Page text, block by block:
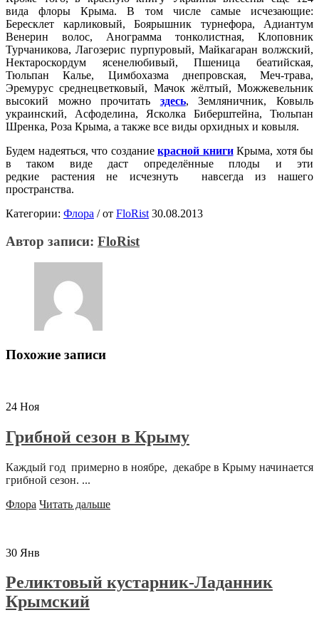
вида флоры Крыма. В том числе самые исчезающие:
Бересклет карликовый, Боярышник турнефора, Адиантум
Венерин волос, Анограмма тонколистная, Клоповник
Турчаникова, Лагозерис пурпуровый, Майкагаран волжский,
Нектароскордум ясенелюбивый, Пшеница беатийская,
Тюльпан Калье, Цимбохазма днепровская, Меч-трава,
Эремурус среднецветковый, Мачок жёлтый, Можжевельник
высокий можно прочитать здесь, Земляничник, Ковыль
украинский, Асфоделина, Ясколка Биберштейна, Тюльпан
Шренка, Роза Крыма, а также все виды орхидных и ковыля.
Будем надеяться, что создание красной книгиКрыма, хотя бы
в таком виде даст определённые плоды и эти
редкие растения не исчезнуть навсегда из нашего
пространства.
Категории: Флора /от FloRist 30.08.2013
Автор записи: FloRist
Похожие записи
24 Ноя
Грибной сезон в Крыму
Каждый год примерно в ноябре, декабре в Крыму начинается
грибной сезон. ...
Флора Читать дальше
30 Янв
Реликтовый кустарник-Ладанник
Крымский